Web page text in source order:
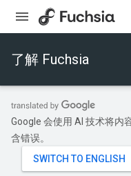
了解 Fuchsia
Google 会使用 AI 技术将内
含错误。